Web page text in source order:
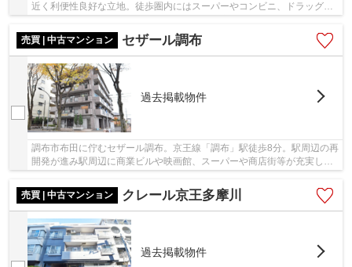
近く利便性良好な立地。徒歩圏内にはスーパーやコンビニ、ドラッグス
売買 | 中古マンション
セザール調布
過去掲載物件
調布市布田に佇むセザール調布。京王線「調布」駅徒歩8分。駅周辺の再
開発が進み駅周辺に商業ビルや映画館、スーパーや商店街等が充実して
売買 | 中古マンション
クレール京王多摩川
過去掲載物件